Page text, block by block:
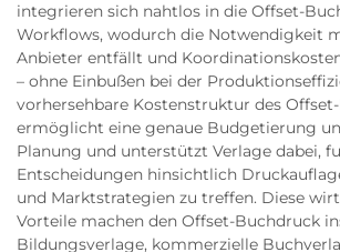
integrieren sich nahtlos in die Offset-
Workflows, wodurch die Notwendigkeit
Anbieter entfällt und
– ohne Einbußen bei der
vorhersehbare Kostenstruktur des
ermöglicht eine genaue Budgetierung
Planung und unterstützt Verlage dabei,
Entscheidungen hinsichtlich
und Marktstrategien zu treffen. Diese
Vorteile machen den Offset-Buchdruck
Bildungsverlage, kommerzielle